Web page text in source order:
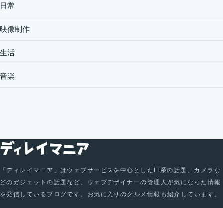
日常
映像制作
生活
音楽
「ディレイマニア」はウェブサービスを中心としたIT系の話題、カメラな
どのガジェットの話題など、ウェブデザイナーの管理人が気になった情報
を発信しているブログです。お気に入りのグルメ情報も紹介しています。